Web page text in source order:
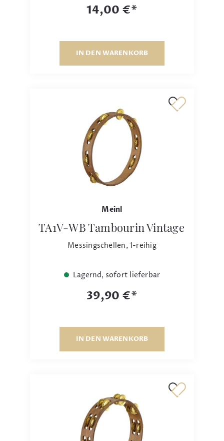
14,00 €*
IN DEN WARENKORB
Meinl
TA1V-WB Tambourin Vintage
Messingschellen, 1-reihig
Lagernd, sofort lieferbar
39,90 €*
IN DEN WARENKORB